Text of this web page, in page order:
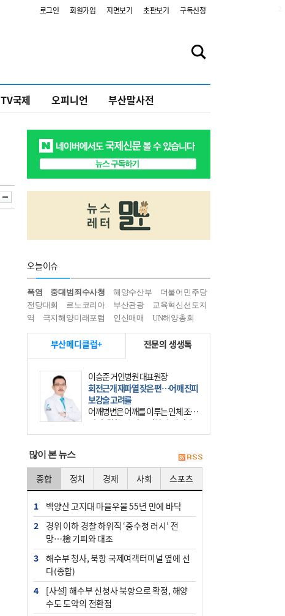
로그인 회원가입 지면보기 초판보기 구독신청
TV국제 오피니언 부산말사전
오늘이슈
폭염 중대범죄수사청 해양수산부
더불어민주당
전당대회
르노코리아 부산관광
교육혁신선도지
역
극지해양미래포럼 인신매매 UN해양총회
부산메디클럽+ 전문의 생생톡
이승준 거인병원 대표원장
회전근개 재파열 잦은 편…어깨 진피
보강술 고려를
어깨병변은 어깨를 이루는 인체 조직
에 발생하는 손상을 말한다. 여기에
는 오십견과 회전근개 증후군, 어깨
많이 본 뉴스
종합 정치 경제 사회 스포츠
1
백양산 고지대 마을우물 55년 만에 바닥
2
경위 이하 경찰 하위직 ‘중수청 러시’ 전
망…檢 기피와 대조
3
해수부 청사, 북항 국제여객터미널 옆에 선
다(종합)
4
[사설] 해수부 신청사 북항으로 확정, 해양
수도 도약의 전환점